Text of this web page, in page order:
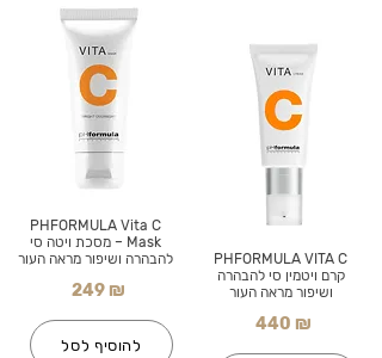
PHFORMULA Vita C
Mask – מסכת ויטה סי
להבהרה ושיפור מראה העור
249 ₪
להוסיף לסל
PHFORMULA VITA C
קרם ויטמין סי להבהרה
ושיפור מראה העור
440 ₪